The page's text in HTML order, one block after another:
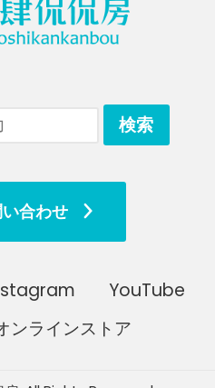
合わせ
YouTube
ンラインストア